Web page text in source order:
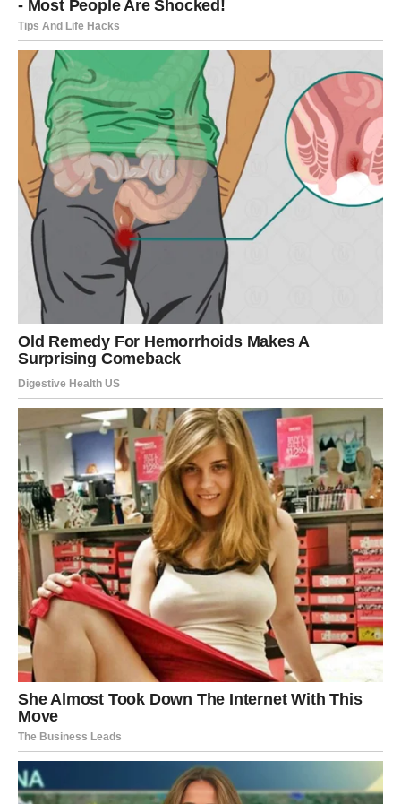
Uz udah spustite leđa prema dole i ponovo se vratite u
početni položaj
Vježbu ponovite10 do 15 puta , vodeći računa dapokreti
budu spori i kontrolisani. Izbjegavajte nagle trzaje glavom jer
mogu pogoršati stanje.
Kao dodatnu pomoć kod bola u vratu, Bubnovski savjetuje
sklekove uza zid, jer oni zagrijavaju mišiće gornjeg dijela tijela
i poboljšavaju protok krvi.
Vježba za bol u donjem dijelu
leđa
Bol u donjem dijelu kičme često je posljedica slabih trbušnih
mišića i loše cirkulacije. Za ovaj problem preporučuje se
sljedeća vježba:
Postupak izvođenja:
Lezite na leđa